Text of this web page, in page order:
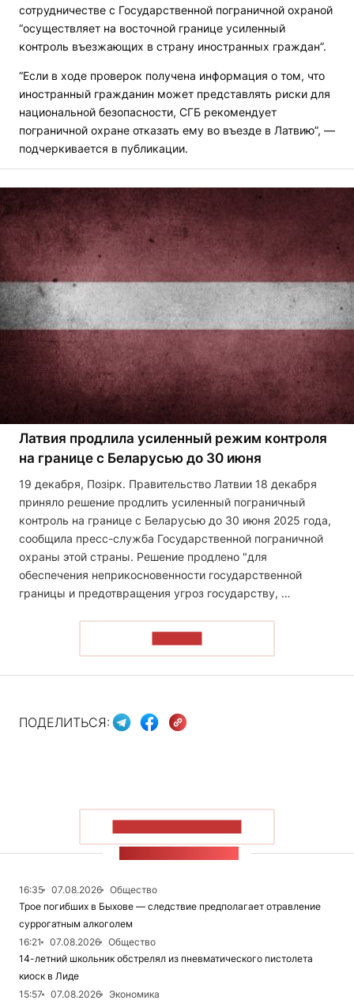
сотрудничестве с Государственной пограничной охраной
“осуществляет на восточной границе усиленный
контроль въезжающих в страну иностранных граждан”.
“Если в ходе проверок получена информация о том, что
иностранный гражданин может представлять риски для
национальной безопасности, СГБ рекомендует
пограничной охране отказать ему во въезде в Латвию”, —
подчеркивается в публикации.
Латвия продлила усиленный режим контроля
на границе с Беларусью до 30 июня
19 декабря, Позірк. Правительство Латвии 18 декабря
приняло решение продлить усиленный пограничный
контроль на границе с Беларусью до 30 июня 2025 года,
сообщила пресс-служба Государственной пограничной
охраны этой страны. Решение продлено "для
обеспечения неприкосновенности государственной
границы и предотвращения угроз государству, …
ПОДЕЛИТЬСЯ:
16:35 07.08.2026
Общество
Трое погибших в Быхове — следствие предполагает отравление
суррогатным алкоголем
16:21
07.08.2026
Общество
14-летний школьник обстрелял из пневматического пистолета
киоск в Лиде
15:57
07.08.2026 Экономика